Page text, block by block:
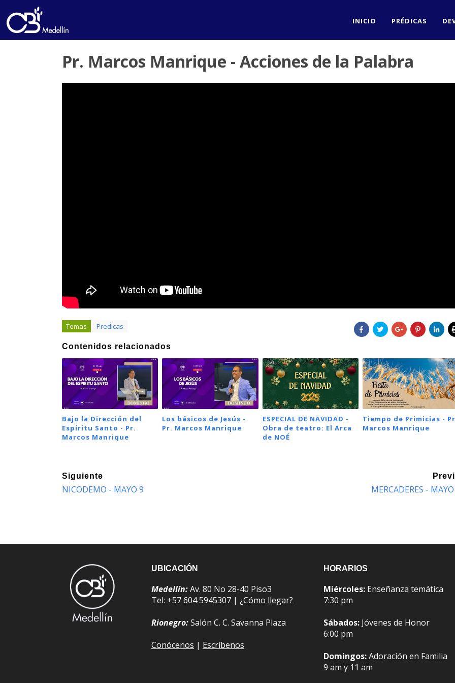
INICIO PRÉDICAS
Pr. Marcos Manrique - Acciones de la Palabra
Temas Predicas
Contenidos relacionados
Bajo la Dirección del
Espíritu Santo - Pr.
Marcos Manrique
Los básicos de Jesús -
Pr. Marcos Manrique
ESPECIAL DE NAVIDAD -
Obra de teatro: El Arca
de NOÉ
Tiempo de Primicias -
Marcos Manrique
Siguiente
NICODEMO - MAYO 9 MERCADERES -
UBICACIÓN
Medellín:Av. 80 No 28-40 Piso3
Tel: +57 604 5945307 | ¿Cómo llegar?
Rionegro:Salón C. C. Savanna Plaza
Conócenos | Escríbenos
HORARIOS
Miércoles: Enseñanza temática
7:30 pm
Sábados: Jóvenes de Honor
6:00 pm
Domingos:Adoración en Familia
9 am y 11 am